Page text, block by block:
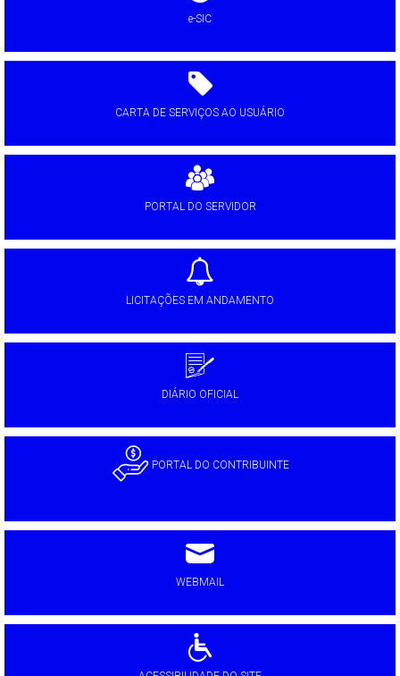
e-SIC
CARTA DE SERVIÇOS AO USUÁRIO
PORTAL DO SERVIDOR
LICITAÇÕES EM ANDAMENTO
DIÁRIO OFICIAL
PORTAL DO CONTRIBUINTE
WEBMAIL